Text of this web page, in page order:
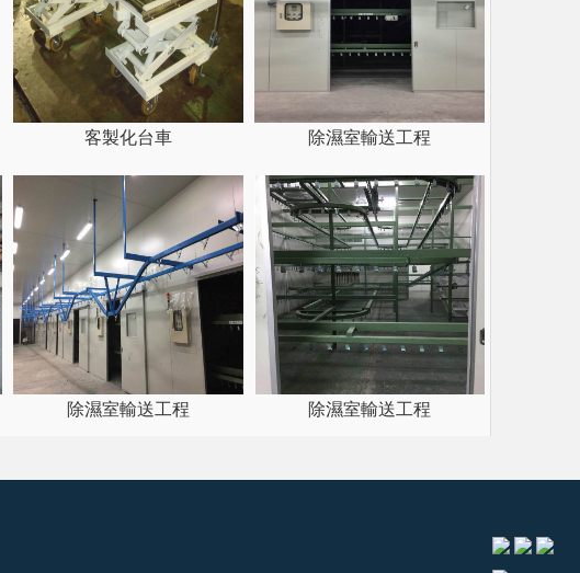
客製化台車 除濕室輸送工程
除濕室輸送工程 除濕室輸送工程